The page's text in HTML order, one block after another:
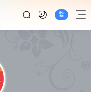
繁